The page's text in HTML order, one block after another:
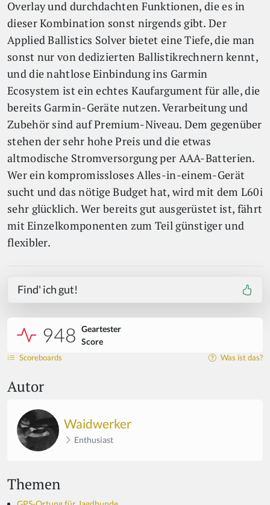
Overlay und durchdachten Funktionen, die es in
dieser Kombination sonst nirgends gibt. Der
Applied Ballistics Solver bietet eine Tiefe, die man
sonst nur von dedizierten Ballistikrechnern kennt,
und die nahtlose Einbindung ins Garmin
Ecosystem ist ein echtes Kaufargument für alle, die
bereits Garmin-Geräte nutzen. Verarbeitung und
Zubehör sind auf Premium-Niveau. Dem gegenüber
stehen der sehr hohe Preis und die etwas
altmodische Stromversorgung per AAA-Batterien.
Wer ein kompromissloses Alles-in-einem-Gerät
sucht und das nötige Budget hat, wird mit dem L60i
sehr glücklich. Wer bereits gut ausgerüstet ist, fährt
mit Einzelkomponenten zum Teil günstiger und
flexibler.
Find' ich gut!
948 Geartester
Score
Scoreboards Was ist das?
Autor
Waidwerker
Enthusiast
Themen